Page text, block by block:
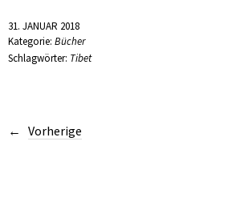
31. JANUAR 2018
Kategorie: Bücher
Schlagwörter: Tibet
Vorherige